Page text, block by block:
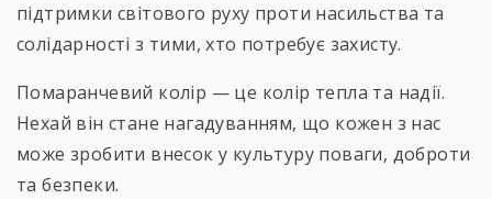
підтримки світового руху проти насильства та
солідарності з тими, хто потребує захисту.
Помаранчевий колір — це колір тепла та надії.
Нехай він стане нагадуванням, що кожен з нас
може зробити внесок у культуру поваги, доброти
та безпеки.